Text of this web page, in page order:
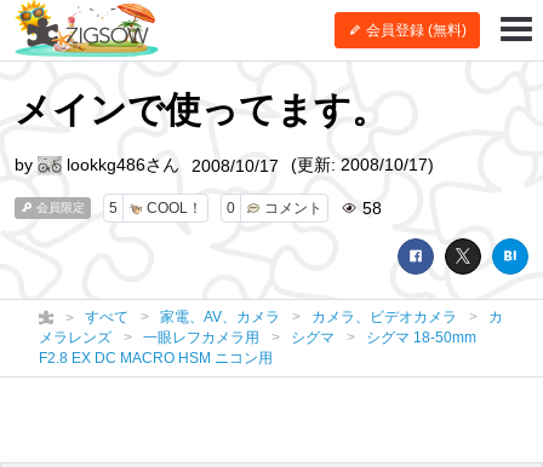
会員登録 (無料)
メインで使ってます。
会員限定 5 COOL！ 0 コメント 58
by lookkg486さん 2008/10/17 (更新: 2008/10/17)
すべて 家電、AV、カメラ カメラ、ビデオカメラ
カ
メラレンズ
一眼レフカメラ用 シグマ
シグマ 18-50mm
F2.8 EX DC MACRO HSM ニコン用